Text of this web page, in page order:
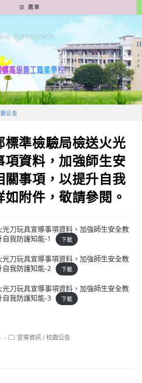
選單
公告
標準檢驗局檢送火光
項資料，加強師生安
關事項，以提升自我
附件，敬請參閱。
刀玩具宣導事項資料，加強師生安全教
我防護知能-1
下載
刀玩具宣導事項資料，加強師生安全教
自我防護知能-2
下載
刀玩具宣導事項資料，加強師生安全教
自我防護知能-3
下載
Post宣導資訊/校園公告